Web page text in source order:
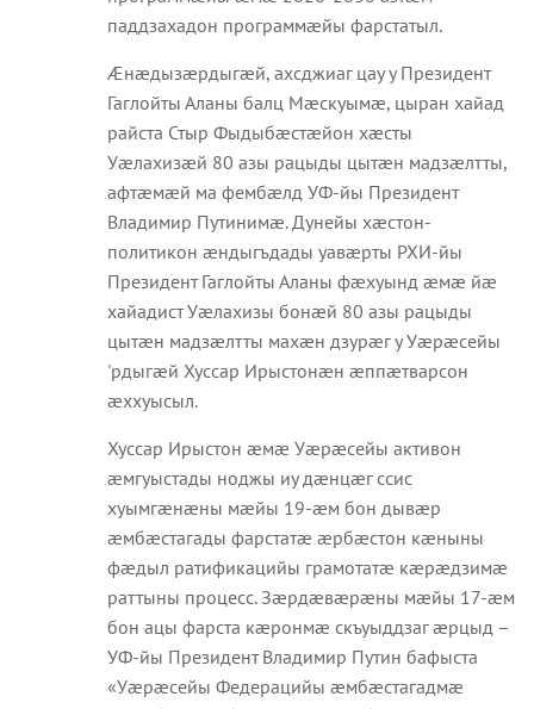
паддзахадон программæйы фарстатыл.
Æнæдызæрдыгæй, ахсджиаг цау у Президент
Гаглойты Аланы балц Мæскуымæ, цыран хайад
райста Стыр Фыдыбæстæйон хæсты
Уæлахизæй 80 азы рацыды цытæн мадзæлтты,
афтæмæй ма фембæлд УФ-йы Президент
Владимир Путинимæ. Дунейы хæстон-
политикон æндыгъдады уавæрты РХИ-йы
Президент Гаглойты Аланы фæхуынд æмæ йæ
хайадист Уæлахизы бонæй 80 азы рацыды
цытæн мадзæлтты махæн дзурæг у Уæрæсейы
'рдыгæй Хуссар Ирыстонæн æппæтварсон
æххуысыл.
Хуссар Ирыстон æмæ Уæрæсейы активон
æмгуыстады ноджы иу дæнцæг ссис
хуымгæнæны мæйы 19-æм бон дывæр
æмбæстагады фарстатæ æрбæстон кæныны
фæдыл ратификацийы грамотатæ кæрæдзимæ
раттыны процесс. Зæрдæвæрæны мæйы 17-æм
бон ацы фарста кæронмæ скъуыддзаг æрцыд –
УФ-йы Президент Владимир Путин бафыста
«Уæрæсейы Федерацийы æмбæстагадмæ